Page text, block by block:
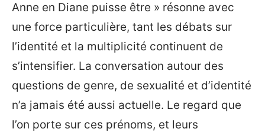
Anne en Diane puisse être » résonne avec
une force particulière, tant les débats sur
l’identité et la multiplicité continuent de
s’intensifier. La conversation autour des
questions de genre, de sexualité et d’identité
n’a jamais été aussi actuelle. Le regard que
l’on porte sur ces prénoms, et leurs